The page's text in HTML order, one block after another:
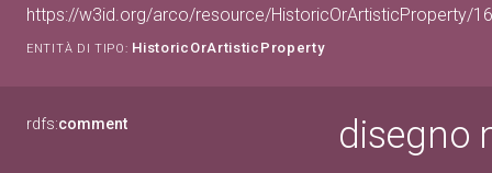
https://w3id.org/arco/resource/HistoricOrArtisticProperty/
ENTITÀ DI TIPO: HistoricOrArtisticProperty
rdfs:comment disegno